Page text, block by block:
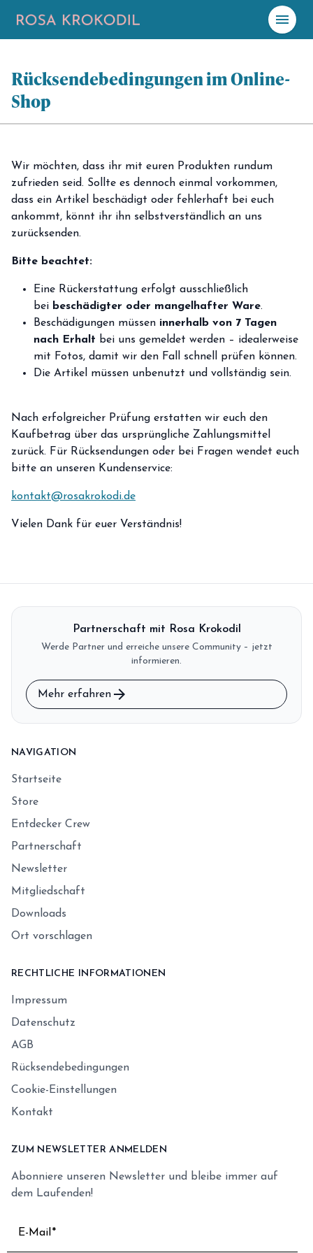
menu
Plane mit Kro
hiking Abenteuer
hotel Unterkünfte
menu_book
storefront Shop
loyalty Mitgliedschaft
groups Entdecker Crew
login Anmelden / Registrieren
Rücksendebedingungen im Online-
Shop
Wir möchten, dass ihr mit euren Produkten rundum
zufrieden seid. Sollte es dennoch einmal vorkommen,
dass ein Artikel beschädigt oder fehlerhaft bei euch
ankommt, könnt ihr ihn selbstverständlich an uns
zurücksenden.
Bitte beachtet:
Eine Rückerstattung erfolgt ausschließlich
bei beschädigter oder mangelhafter Ware.
Beschädigungen müssen innerhalb von 7 Tagen
nach Erhalt bei uns gemeldet werden – idealerweise
mit Fotos, damit wir den Fall schnell prüfen können.
Die Artikel müssen unbenutzt und vollständig sein.
Nach erfolgreicher Prüfung erstatten wir euch den
Kaufbetrag über das ursprüngliche Zahlungsmittel
zurück. Für Rücksendungen oder bei Fragen wendet euch
bitte an unseren Kundenservice:
kontakt@rosakrokodi.de
Vielen Dank für euer Verständnis!
Partnerschaft mit Rosa Krokodil
Werde Partner und erreiche unsere Community – jetzt
informieren.
Mehr erfahren arrow_forward
NAVIGATION
Startseite
Store
Entdecker Crew
Partnerschaft
Newsletter
Mitgliedschaft
Downloads
Ort vorschlagen
RECHTLICHE INFORMATIONEN
Impressum
Datenschutz
AGB
Rücksendebedingungen
Cookie-Einstellungen
Kontakt
ZUM NEWSLETTER ANMELDEN
Abonniere unseren Newsletter und bleibe immer auf
dem Laufenden!
E-Mail